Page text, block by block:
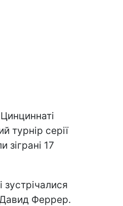
турнір серії
зіграні 17
зустрічалися
Феррер.